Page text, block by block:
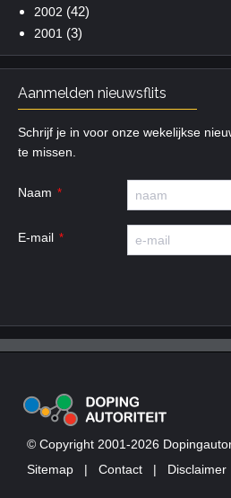
2002 (42)
2001 (3)
Aanmelden nieuwsflits
Schrijf je in voor onze wekelijkse
te missen.
Naam
E-mail
© Copyright 2001-2026
Sitemap
| Contact | Disclaimer